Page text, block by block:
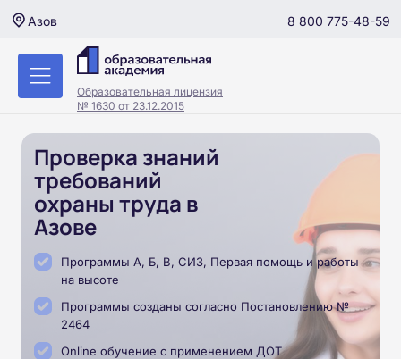
Азов 8 800 775-48-59
Образовательная лицензия
№ 1630 от 23.12.2015
Проверка знаний
требований
охраны труда в
Азове
Программы А, Б, В, СИЗ, Первая помощь и работы
на высоте
Программы созданы согласно Постановлению №
2464
Online обучение с применением ДОТ